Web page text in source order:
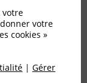
votre
votre
cookies »
| Gérer